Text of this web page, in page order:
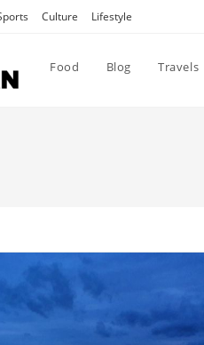
Culture Lifestyle
Food Blog Travels